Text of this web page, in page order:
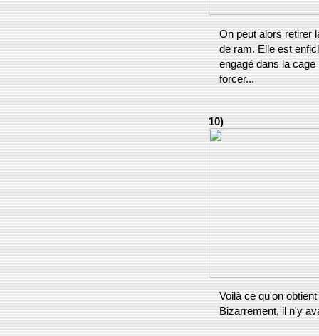
On peut alors retirer
de ram. Elle est
engagé dans la
forcer...
10)
Voilà ce qu'on
Bizarrement, il n'y